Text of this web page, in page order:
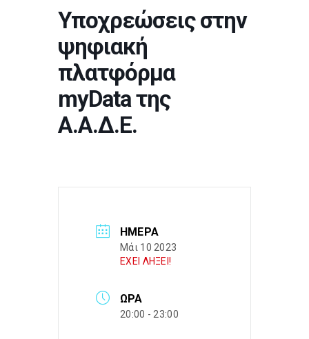
Υποχρεώσεις στην
ψηφιακή
πλατφόρμα
myData της
Α.Α.Δ.Ε.
ΗΜΈΡΑ
Μάι 10 2023
ΕΧΕΙ ΛΗΞΕΙ!
ΏΡΑ
20:00 - 23:00